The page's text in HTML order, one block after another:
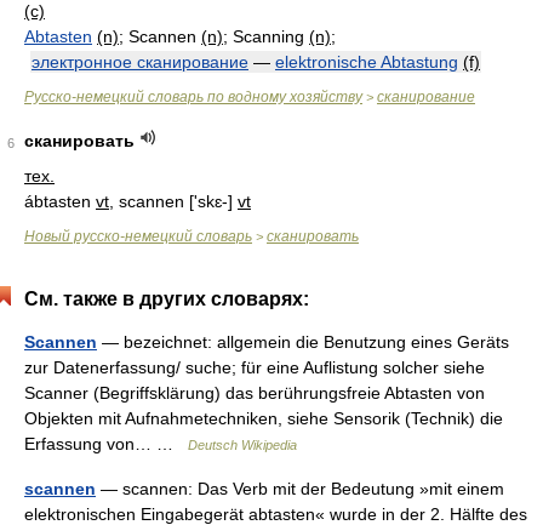
(с)
Abtasten (n); Scannen (n); Scanning (n);
электронное сканирование — elektronische Abtastung (f)
Русско-немецкий словарь по водному хозяйству> сканирование
6
сканировать
тех.
ábtasten vt , scannen ['skɛ-] vt
Новый русско-немецкий словарь > сканировать
См. также в других словарях:
Scannen — bezeichnet: allgemein die Benutzung eines Geräts
zur Datenerfassung/ suche; für eine Auflistung solcher siehe
Scanner (Begriffsklärung) das berührungsfreie Abtasten von
Objekten mit Aufnahmetechniken, siehe Sensorik (Technik) die
Erfassung von… …
Deutsch Wikipedia
scannen — scannen: Das Verb mit der Bedeutung »mit einem
elektronischen Eingabegerät abtasten« wurde in der 2. Hälfte des